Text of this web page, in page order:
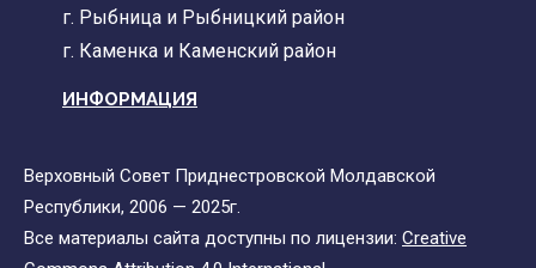
г. Рыбница и Рыбницкий район
г. Каменка и Каменский район
ИНФОРМАЦИЯ
Верховный Совет Приднестровской Молдавской
Республики, 2006 — 2025г.
Все материалы сайта доступны по лицензии: Creative